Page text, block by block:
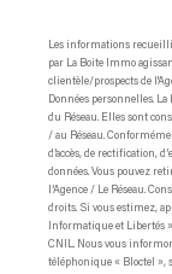
Les informations
par La Boite Immo
clientèle/prospects de
Données personnelles.
du Réseau. Elles sont
/ au Réseau.
d’accès, de rectification,
données. Vous pouvez
l’Agence / Le Réseau.
droits. Si vous estimez,
Informatique et Libertés
CNIL. Nous vous
téléphonique « Bloctel »,